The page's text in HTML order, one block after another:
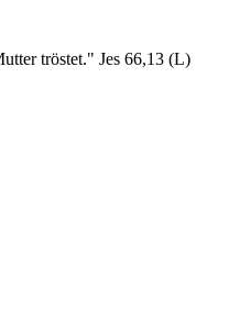
tröstet." Jes 66,13 (L)